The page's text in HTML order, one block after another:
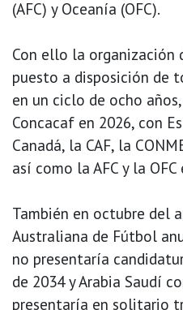
(AFC) y Oceanía (OFC).
Con ello la organización
puesto a disposición de
en un ciclo de ocho
Concacaf en 2026, con
Canadá, la CAF, la
así como la AFC y la OFC
También en octubre del
Australiana de Fútbol
no presentaría
de 2034 y Arabia Saudí
presentaría en solitario